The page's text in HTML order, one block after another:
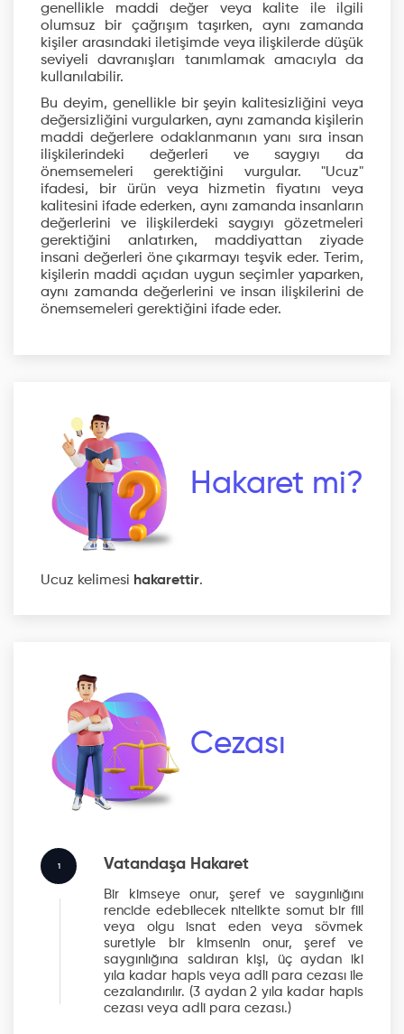
genellikle maddi değer veya kalite ile ilgili
olumsuz bir çağrışım taşırken, aynı zamanda
kişiler arasındaki iletişimde veya ilişkilerde düşük
seviyeli davranışları tanımlamak amacıyla da
kullanılabilir.
Bu deyim, genellikle bir şeyin kalitesizliğini veya
değersizliğini vurgularken, aynı zamanda kişilerin
maddi değerlere odaklanmanın yanı sıra insan
ilişkilerindeki değerleri ve saygıyı da
önemsemeleri gerektiğini vurgular. "Ucuz"
ifadesi, bir ürün veya hizmetin fiyatını veya
kalitesini ifade ederken, aynı zamanda insanların
değerlerini ve ilişkilerdeki saygıyı gözetmeleri
gerektiğini anlatırken, maddiyattan ziyade
insani değerleri öne çıkarmayı teşvik eder. Terim,
kişilerin maddi açıdan uygun seçimler yaparken,
aynı zamanda değerlerini ve insan ilişkilerini de
önemsemeleri gerektiğini ifade eder.
Hakaret mi?
Ucuz kelimesi hakarettir.
Cezası
1 Vatandaşa Hakaret
Bir kimseye onur, şeref ve saygınlığını
rencide edebilecek nitelikte somut bir fiil
veya olgu isnat eden veya sövmek
suretiyle bir kimsenin onur, şeref ve
saygınlığına saldıran kişi, üç aydan iki
yıla kadar hapis veya adli para cezası ile
cezalandırılır. (3 aydan 2 yıla kadar hapis
cezası veya adli para cezası.)